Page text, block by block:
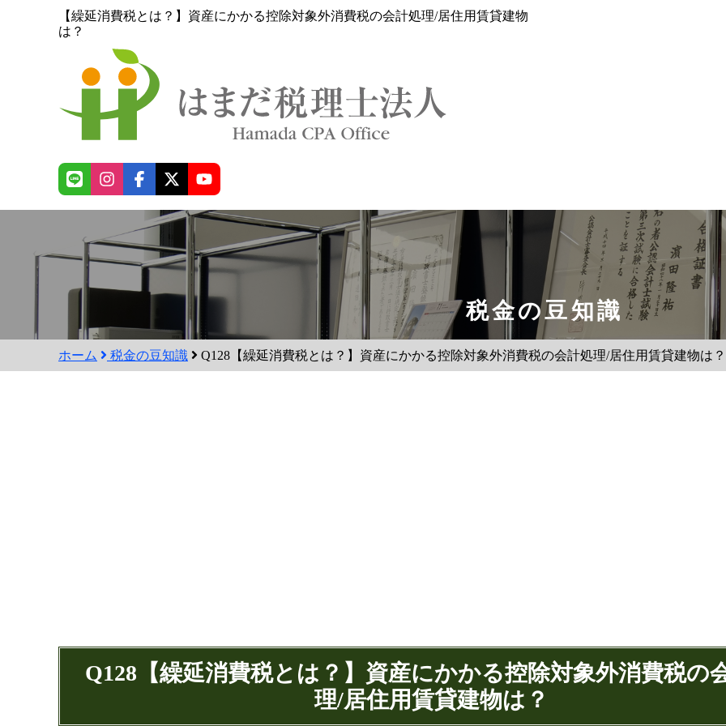
【繰延消費税とは？】資産にかかる控除対象外消費税の会計処理/居住用賃貸建物
は？
税金の豆知識
ホーム 税金の豆知識 Q128【繰延消費税とは？】資産にかかる控除対象外消費税の会計処理/居住用賃貸建物は？
Q128【繰延消費税とは？】資産にかかる控除対象外消費税の
理/居住用賃貸建物は？